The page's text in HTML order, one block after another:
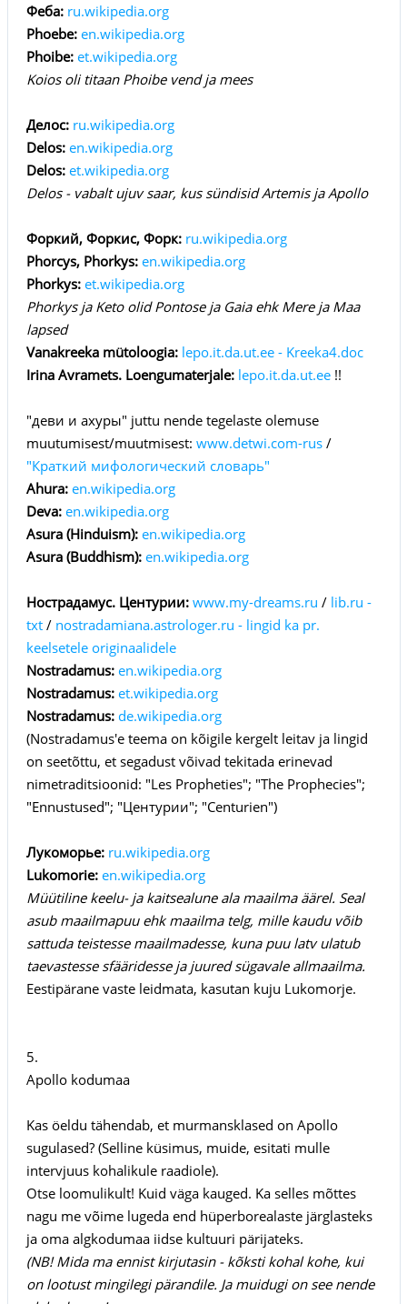
Феба: ru.wikipedia.org
Phoebe: en.wikipedia.org
Phoibe: et.wikipedia.org
Koios oli titaan Phoibe vend ja mees
Делос: ru.wikipedia.org
Delos: en.wikipedia.org
Delos: et.wikipedia.org
Delos - vabalt ujuv saar, kus sündisid Artemis ja Apollo
Форкий, Форкис, Форк: ru.wikipedia.org
Phorcys, Phorkys: en.wikipedia.org
Phorkys: et.wikipedia.org
Phorkys ja Keto olid Pontose ja Gaia ehk Mere ja Maa
lapsed
Vanakreeka mütoloogia: lepo.it.da.ut.ee - Kreeka4.doc
Irina Avramets. Loengumaterjale: lepo.it.da.ut.ee!!
"деви и ахуры" juttu nende tegelaste olemuse
muutumisest/muutmisest: www.detwi.com-rus/
"Краткий мифологический словарь"
Ahura: en.wikipedia.org
Deva: en.wikipedia.org
Asura (Hinduism): en.wikipedia.org
Asura (Buddhism): en.wikipedia.org
Нострадамус. Центурии: www.my-dreams.ru / lib.ru -
txt/ nostradamiana.astrologer.ru - lingid ka pr.
keelsetele originaalidele
Nostradamus: en.wikipedia.org
Nostradamus: et.wikipedia.org
Nostradamus: de.wikipedia.org
(Nostradamus'e teema on kõigile kergelt leitav ja lingid
on seetõttu, et segadust võivad tekitada erinevad
nimetraditsioonid: "Les Propheties"; "The Prophecies";
"Ennustused"; "Центурии"; "Centurien")
Лукоморье: ru.wikipedia.org
Lukomorie: en.wikipedia.org
Müütiline keelu- ja kaitsealune ala maailma äärel. Seal
asub maailmapuu ehk maailma telg, mille kaudu võib
sattuda teistesse maailmadesse, kuna puu latv ulatub
taevastesse sfääridesse ja juured sügavale allmaailma.
Eestipärane vaste leidmata, kasutan kuju Lukomorje.
5.
Apollo kodumaa
Kas öeldu tähendab, et murmansklased on Apollo
sugulased? (Selline küsimus, muide, esitati mulle
intervjuus kohalikule raadiole).
Otse loomulikult! Kuid väga kauged. Ka selles mõttes
nagu me võime lugeda end hüperborealaste järglasteks
ja oma algkodumaa iidse kultuuri pärijateks.
(NB! Mida ma ennist kirjutasin - kõksti kohal kohe, kui
on lootust mingilegi pärandile. Ja muidugi on see nende